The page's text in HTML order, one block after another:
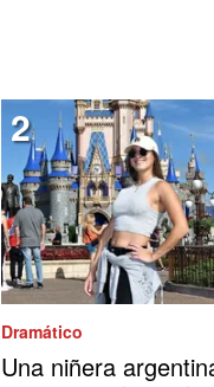
Dramático
Una niñera